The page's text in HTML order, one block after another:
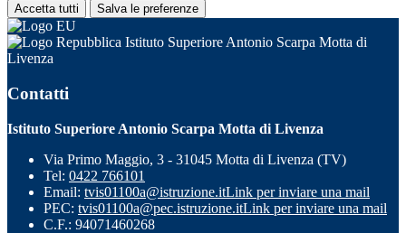
Accetta tutti Salva le preferenze
Istituto Superiore Antonio Scarpa Motta di
Livenza
Contatti
Istituto Superiore Antonio Scarpa Motta di Livenza
Via Primo Maggio, 3 - 31045 Motta di Livenza (TV)
Tel: 0422 766101
Email: tvis01100a@istruzione.itLink per inviare una mail
PEC: tvis01100a@pec.istruzione.itLink per inviare una mail
C.F.: 94071460268